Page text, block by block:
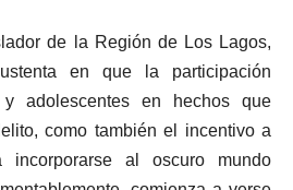
de la Región de Los Lagos,
en que la participación
adolescentes en hechos que
como también el incentivo a
al oscuro mundo